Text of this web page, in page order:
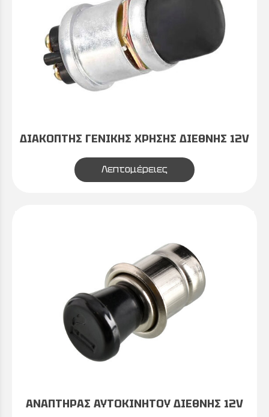
ΔΙΑΚΟΠΤΗΣ ΓΕΝΙΚΗΣ ΧΡΗΣΗΣ ΔΙΕΘΝΗΣ 12V
Λεπτομέρειες
ΑΝΑΠΤΗΡΑΣ ΑΥΤΟΚΙΝΗΤΟΥ ΔΙΕΘΝΗΣ 12V